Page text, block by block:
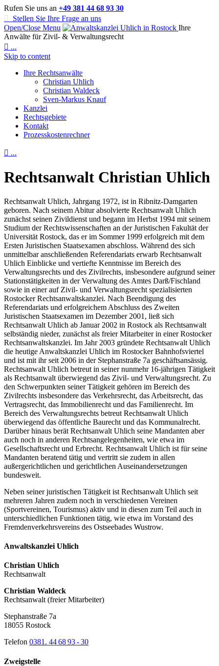
Rufen Sie uns an +49 381 44 68 93 30

Stellen Sie Ihre Frage an uns
Open/Close Menu
Ihre
Anwälte für Zivil- & Verwaltungsrecht
 ...
Skip to content
Ihre Rechtsanwälte
Christian Uhlich
Christian Waldeck
Sven-Markus Knauf
Kanzlei
Rechtsgebiete
Kontakt
Prozess­kos­ten­rechner
 ...
Rechtsanwalt Christian Uhlich
Rechtsanwalt Uhlich, Jahrgang 1972, ist in Ribnitz-Damgarten
geboren. Nach seinem Abitur absolvierte Rechtsanwalt Uhlich
zunächst seinen Zivildienst und begann im Herbst 1994 mit seinem
Studium der Rechtswissenschaften an der Juristischen Fakultät der
Universität Rostock, das er im Sommer 1999 erfolgreich mit dem
Ersten Juristischen Staatsexamen abschloss. Während des sich
unmittelbar anschließenden Referendariats erwarb Rechtsanwalt
Uhlich Einblicke und vertiefte Kenntnisse im Bereich des
Verwaltungsrechts und des Zivilrechts, insbesondere aufgrund seiner
Stationstätigkeiten in der Verwaltung des Amtes Darß/Fischland
sowie in einer auf Zivil- und Verwaltungsrecht spezialisierten
Rostocker Rechtsanwaltskanzlei. Nach Beendigung des
Referendariats und erfolgreichem Abschluss des Zweiten
Juristischen Staatsexamen im Dezember 2001, ließ sich
Rechtsanwalt Uhlich ab Januar 2002 in Rostock als Rechtsanwalt
selbständig nieder, zunächst als freier Mitarbeiter in einer Rostocker
Rechtsanwaltskanzlei. Im Jahr 2003 gründete Rechtsanwalt Uhlich
die heutige Anwaltskanzlei Uhlich im Rostocker Bahnhofsviertel
und ist mit ihr seit 2006 in der Stephanstraße 7a geschäftsansässig.
Rechtsanwalt Uhlich betreut in seiner nunmehr 16-jährigen Tätigkeit
als Rechtsanwalt überwiegend das Zivil- und Verwaltungsrecht. Zu
den Schwerpunkten seiner Tätigkeit gehören im Bereich des
Zivilrechts insbesondere das Verkehrsrecht, das Arbeitsrecht, das
Vertragsrecht, das Immobilienrecht und das Familienrecht. Im
Bereich des Verwaltungsrechts betreut Rechtsanwalt Uhlich
überwiegend das öffentliche Baurecht und das Kommunalrecht.
Darüber hinaus berät Rechtsanwalt Uhlich seine Mandanten aber
auch noch in anderen Rechtsangelegenheiten, wie etwa im
Gesellschaftsrecht und Erbrecht. Rechtsanwalt Uhlich ist für seine
Mandanten beratend tätig und vertritt sie zudem in allen
außergerichtlichen und gerichtlichen Auseinandersetzungen
bundesweit.
Neben seiner juristischen Tätigkeit ist Rechtsanwalt Uhlich seit
mehreren Jahren zudem noch in verschiedenen Vereinen
(Sportvereinen, Tourismus) aktiv und in diesen zum Teil auch in
unterschiedlichen Funktionen tätig, wie etwa im Vorstand des
Fremdenverkehrsvereins des Ostseebades Wustrow.
Anwaltskanzlei Uhlich
Christian Uhlich
Rechtsanwalt
Christian Waldeck
Rechtsanwalt (freier Mitarbeiter)
Stephanstraße 7a
18055 Rostock
Telefon 0381. 44 68 93 - 30
Zweigstelle